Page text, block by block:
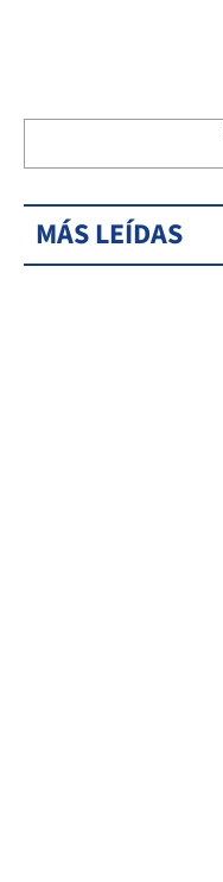
MÁS LEÍDAS